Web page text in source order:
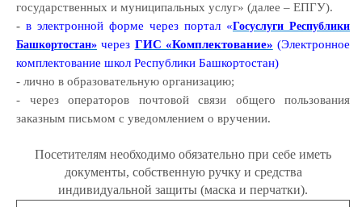
государственных и муниципальных услуг» (далее – ЕПГУ).
- в электронной форме через портал «Госуслуги Республики
Башкортостан» через ГИС «Комплектование» (Электронное
комплектование школ Республики Башкортостан)
- лично в образовательную организацию;
- через операторов почтовой связи общего пользования
заказным письмом с уведомлением о вручении.
Посетителям необходимо обязательно при себе иметь
документы, собственную ручку и средства
индивидуальной защиты (маска и перчатки).